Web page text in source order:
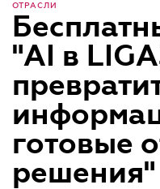
ОТРАСЛИ
"AI в
готовые
решения"